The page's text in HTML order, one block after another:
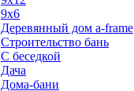
9х6
Деревянный дом a-frame
Строительство бань
С беседкой
Дача
Дома-бани